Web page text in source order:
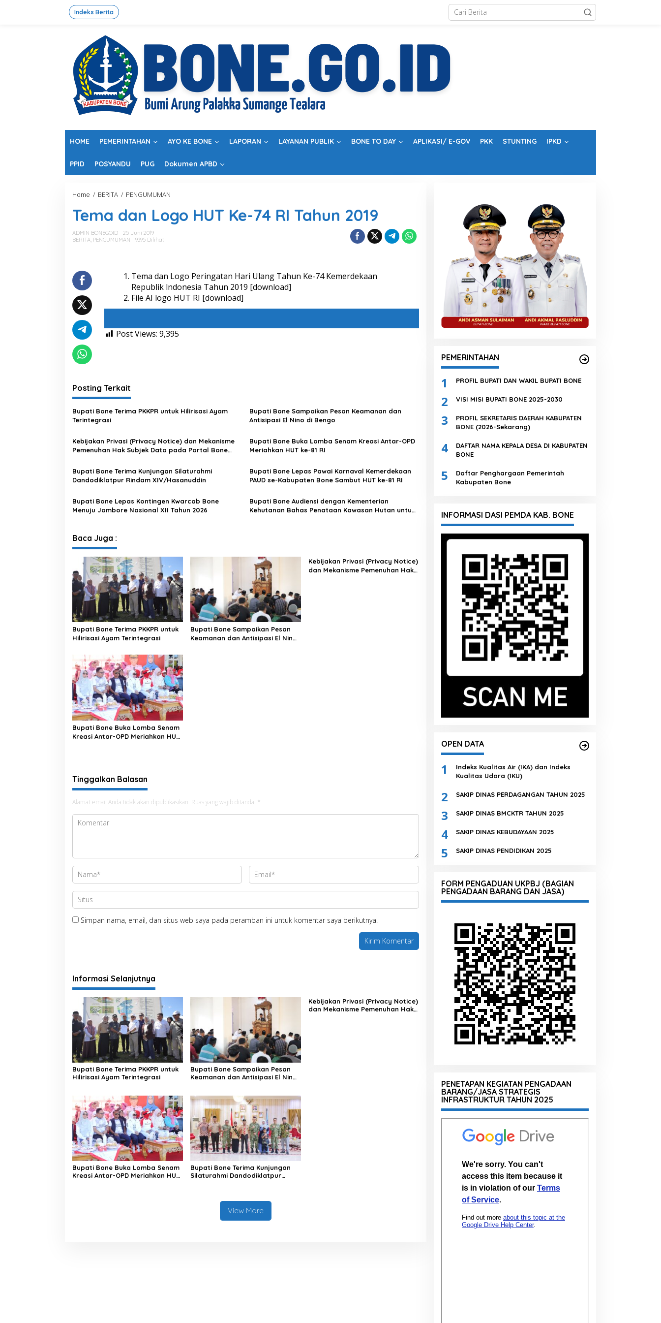
Indeks Berita
HOME PEMERINTAHAN AYO KE BONE LAPORAN LAYANAN PUBLIK BONE TO DAY APLIKASI/ E-GOV PKK STUNTING IPKD
PPID POSYANDU PUG Dokumen APBD
Home / BERITA / PENGUMUMAN
m
a
g
H
U
T
e
-
n
1
9
Tema dan Logo HUT Ke-74 RI Tahun 2019
ADMIN BONEGOID
25 Juni 2019
BERITA, PENGUMUMAN 9395 Dilihat
Tema dan Logo Peringatan Hari Ulang Tahun Ke-74 Kemerdekaan
Republik lndonesia Tahun 2019 [download]
File AI logo HUT RI [download]
Post Views: 9,395
Posting Terkait
Bupati Bone Terima PKKPR untuk Hilirisasi Ayam
Terintegrasi
Bupati Bone Sampaikan Pesan Keamanan dan
Antisipasi El Nino di Bengo
Kebijakan Privasi (Privacy Notice) dan Mekanisme
Pemenuhan Hak Subjek Data pada Portal Bone
Bupati Bone Buka Lomba Senam Kreasi Antar-OPD
Meriahkan HUT ke-81 RI
Bupati Bone Terima Kunjungan Silaturahmi
Dandodiklatpur Rindam XIV/Hasanuddin
Bupati Bone Lepas Pawai Karnaval Kemerdekaan
PAUD se-Kabupaten Bone Sambut HUT ke-81 RI
Bupati Bone Lepas Kontingen Kwarcab Bone
Menuju Jambore Nasional XII Tahun 2026
Bupati Bone Audiensi dengan Kementerian
Kehutanan Bahas Penataan Kawasan Hutan untuk
Baca Juga :
Bupati Bone Terima PKKPR untuk
Hilirisasi Ayam Terintegrasi
Bupati Bone Sampaikan Pesan
Keamanan dan Antisipasi El Nino
Kebijakan Privasi (Privacy Notice)
dan Mekanisme Pemenuhan Hak
Bupati Bone Buka Lomba Senam
Kreasi Antar-OPD Meriahkan HUT
Tinggalkan Balasan
Alamat email Anda tidak akan dipublikasikan. Ruas yang wajib ditandai *
Simpan nama, email, dan situs web saya pada peramban ini untuk komentar saya berikutnya.
Informasi Selanjutnya
Bupati Bone Terima PKKPR untuk
Hilirisasi Ayam Terintegrasi
Bupati Bone Sampaikan Pesan
Keamanan dan Antisipasi El Nino
Kebijakan Privasi (Privacy Notice)
dan Mekanisme Pemenuhan Hak
Bupati Bone Buka Lomba Senam
Kreasi Antar-OPD Meriahkan HUT
Bupati Bone Terima Kunjungan
Silaturahmi Dandodiklatpur
View More
PEMERINTAHAN
1 PROFIL BUPATI DAN WAKIL BUPATI BONE
2 VISI MISI BUPATI BONE 2025-2030
3
PROFIL SEKRETARIS DAERAH KABUPATEN
BONE (2026-Sekarang)
4
DAFTAR NAMA KEPALA DESA DI KABUPATEN
BONE
5
Daftar Penghargaan Pemerintah
Kabupaten Bone
INFORMASI DASI PEMDA KAB. BONE
OPEN DATA
1
Indeks Kualitas Air (IKA) dan Indeks
Kualitas Udara (IKU)
2 SAKIP DINAS PERDAGANGAN TAHUN 2025
3 SAKIP DINAS BMCKTR TAHUN 2025
4 SAKIP DINAS KEBUDAYAAN 2025
5 SAKIP DINAS PENDIDIKAN 2025
FORM PENGADUAN UKPBJ (BAGIAN
PENGADAAN BARANG DAN JASA)
PENETAPAN KEGIATAN PENGADAAN
BARANG/JASA STRATEGIS
INFRASTRUKTUR TAHUN 2025